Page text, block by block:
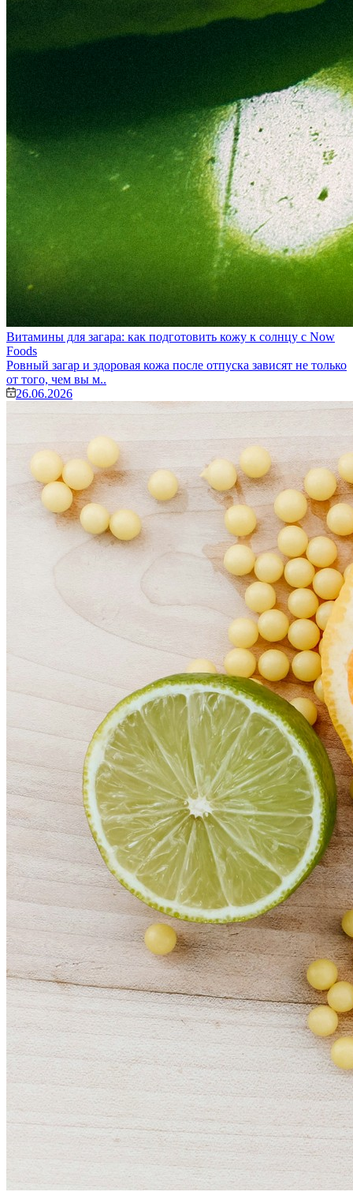
Витамины для загара: как подготовить кожу к солнцу с Now
Foods
Ровный загар и здоровая кожа после отпуска зависят не только
от того, чем вы м..
26.06.2026